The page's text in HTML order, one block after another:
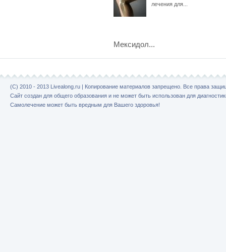
лечения для...
Мексидол...
(C) 2010 - 2013 Livealong.ru | Копирование материалов запрещено. Все права
Сайт создан для общего образования и не может быть использован для
Самолечение может быть вредным для Вашего здоровья!